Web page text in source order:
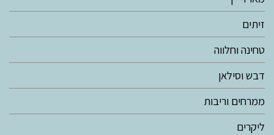
זיתים
טחינה וחלווה
דבש וסילאן
ממרחים וריבות
ליקרים